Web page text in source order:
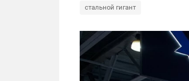
стальной гигант